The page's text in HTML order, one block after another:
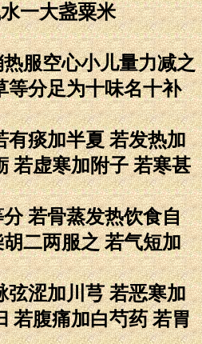
一大盏粟米
服空心小儿量力减之
等分足为十味名十补
有痰加半夏 若发热加
若虚寒加附子 若寒甚
若骨蒸发热饮食自
二两服之 若气短加
弦涩加川芎 若恶寒加
若腹痛加白芍药 若胃